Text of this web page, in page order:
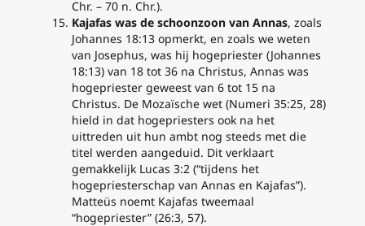
Chr. – 70 n. Chr.).
Kajafas was de schoonzoon van Annas, zoals
Johannes 18:13 opmerkt, en zoals we weten
van Josephus, was hij hogepriester (Johannes
18:13) van 18 tot 36 na Christus, Annas was
hogepriester geweest van 6 tot 15 na
Christus. De Mozaïsche wet (Numeri 35:25, 28)
hield in dat hogepriesters ook na het
uittreden uit hun ambt nog steeds met die
titel werden aangeduid. Dit verklaart
gemakkelijk Lucas 3:2 (“tijdens het
hogepriesterschap van Annas en Kajafas”).
Matteüs noemt Kajafas tweemaal
“hogepriester” (26:3, 57).